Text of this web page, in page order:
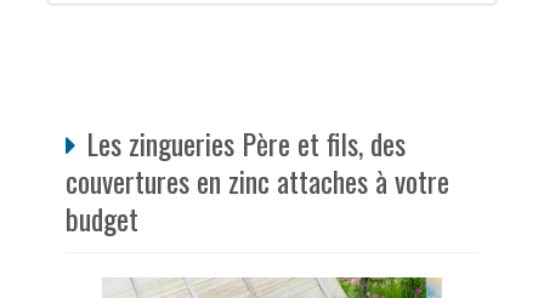
Les zingueries Père et fils, des
couvertures en zinc attaches à votre
budget